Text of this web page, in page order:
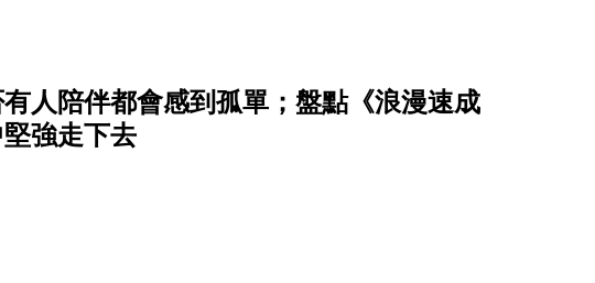
人陪伴都會感到孤單；盤點《浪漫速成
強走下去